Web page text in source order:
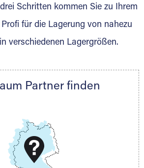
Neukunden
5442 - 404
Schritten kommen Sie zu Ihrem
für die Lagerung von nahezu
verschiedenen Lagergrößen.
Partner finden